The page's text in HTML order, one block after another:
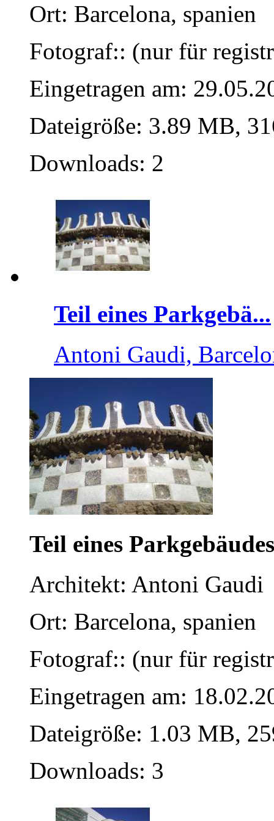
Ort: Barcelona, spanien
Fotograf:: (nur für
Eingetragen am:
Dateigröße: 3.89 MB,
Downloads: 2
Teil eines Parkgebä...
Antoni Gaudi,
Teil eines Parkgebäudes
Architekt: Antoni Gaudi
Ort: Barcelona, spanien
Fotograf:: (nur für
Eingetragen am:
Dateigröße: 1.03 MB,
Downloads: 3